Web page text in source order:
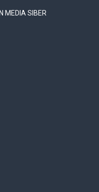
MEDIA SIBER